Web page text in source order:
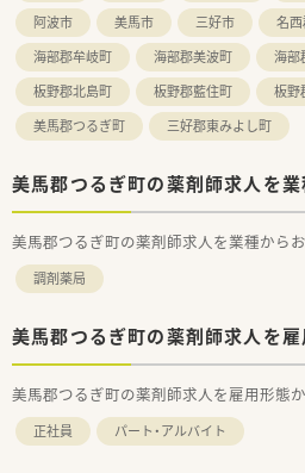
阿波市
美馬市 三好市 名
海部郡牟岐町
海部郡美波町 海部
板野郡北島町
板野郡藍住町 板野
美馬郡つるぎ町
三好郡東みよし町
美馬郡つるぎ町の薬剤師求人を
美馬郡つるぎ町の薬剤師求人を業種から
調剤薬局
美馬郡つるぎ町の薬剤師求人を
美馬郡つるぎ町の薬剤師求人を雇用形態
正社員 パート・アルバイト